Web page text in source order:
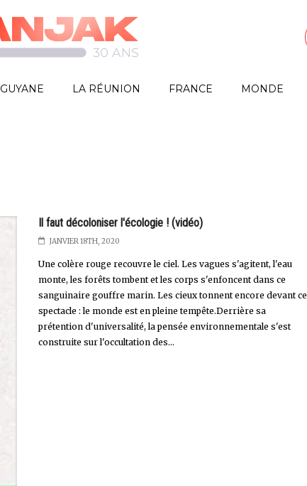
GUYANE LA RÉUNION FRANCE MONDE
Il faut décoloniser l'écologie ! (vidéo)
JANVIER 18TH, 2020
Une colère rouge recouvre le ciel. Les vagues s'agitent, l'eau
monte, les forêts tombent et les corps s'enfoncent dans ce
sanguinaire gouffre marin. Les cieux tonnent encore devant ce
spectacle : le monde est en pleine tempête.Derrière sa
prétention d'universalité, la pensée environnementale s'est
construite sur l'occultation des...